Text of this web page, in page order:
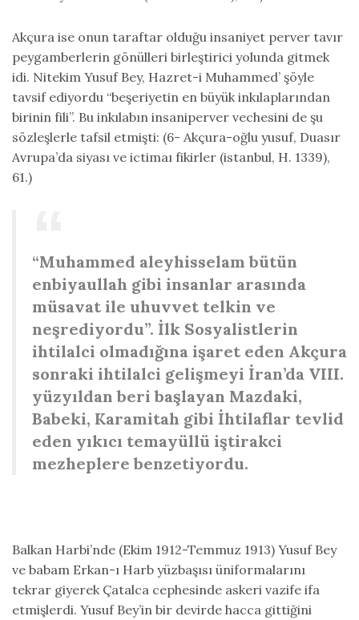
Akçura ise onun taraftar olduğu insaniyet perver tavır
peygamberlerin gönülleri birleştirici yolunda gitmek
idi. Nitekim Yusuf Bey, Hazret-i Muhammed’ şöyle
tavsif ediyordu “beşeriyetin en büyük inkılaplarından
birinin fili”. Bu inkılabın insaniperver vechesini de şu
sözleşlerle tafsil etmişti: (6- Akçura-oğlu yusuf, Duasır
Avrupa’da siyası ve ictimaı fikirler (istanbul, H. 1339),
61.)
“Muhammed aleyhisselam bütün
enbiyaullah gibi insanlar arasında
müsavat ile uhuvvet telkin ve
neşrediyordu”. İlk Sosyalistlerin
ihtilalci olmadığına işaret eden Akçura
sonraki ihtilalci gelişmeyi İran’da VIII.
yüzyıldan beri başlayan Mazdaki,
Babeki, Karamitah gibi İhtilaflar tevlid
eden yıkıcı temayüllü iştirakci
mezheplere benzetiyordu.
Balkan Harbi’nde (Ekim 1912-Temmuz 1913) Yusuf Bey
ve babam Erkan-ı Harb yüzbaşısı üniformalarını
tekrar giyerek Çatalca cephesinde askeri vazife ifa
etmişlerdi. Yusuf Bey’in bir devirde hacca gittiğini